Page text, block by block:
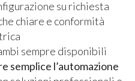
su richiesta
chiare e conformità
sempre disponibili
semplice l’automazione